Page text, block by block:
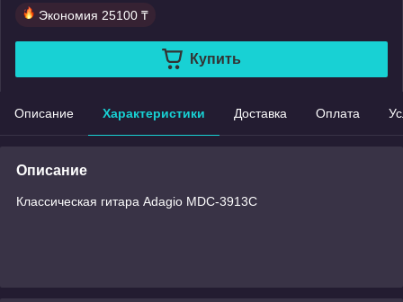
Экономия 25100 ₸
Купить
Описание Характеристики Доставка Оплата
Описание
Классическая гитара Adagio MDC-3913C